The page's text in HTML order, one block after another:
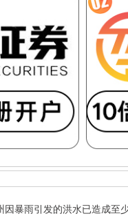
雨引发的洪水已造成至少